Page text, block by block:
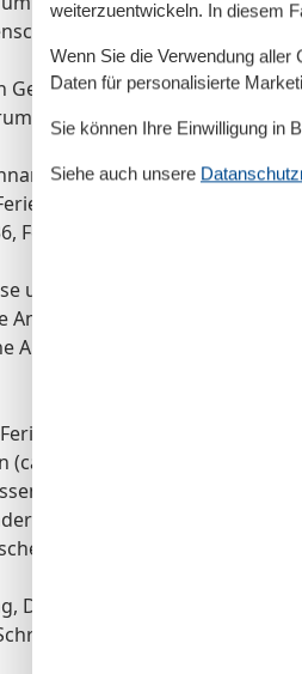
Gehminuten erreichen Sie die
von Zinnowitz.
Residenz Bellevue
(Fewo 6, Fewo
Fewo 38, Fewo 39, Fewo 41,
unsere Gäste freuen wir uns
Anreise zu Ihrem
An- und Abreise jeweils von
im Penthouse
(ca. 62 m²) mit Wohn- und
Balkontüren zu den 2
Panoramablicke über
Grundriss, nur gespiegelt.
Dekoration, vor allem aber
Gauben und offenen
weiterzuentwickeln. In diesem
Wenn Sie die Verwendung
Daten für personalisierte
Sie können Ihre Einwilligung in
Siehe auch unsere